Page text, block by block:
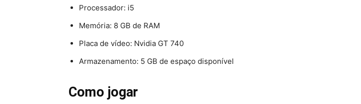
Processador: i5
Memória: 8 GB de RAM
Placa de vídeo: Nvidia GT 740
Armazenamento: 5 GB de espaço disponível
Como jogar